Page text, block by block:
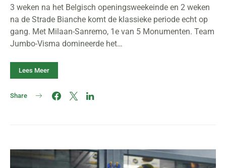
3 weken na het Belgisch openingsweekeinde en 2 weken
na de Strade Bianche komt de klassieke periode echt op
gang. Met Milaan-Sanremo, 1e van 5 Monumenten. Team
Jumbo-Visma domineerde het…
Lees Meer
Share